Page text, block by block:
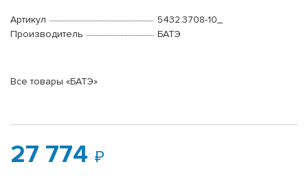
Артикул
5432.3708-10_
Производитель
БАТЭ
Все товары «БАТЭ»
27 774